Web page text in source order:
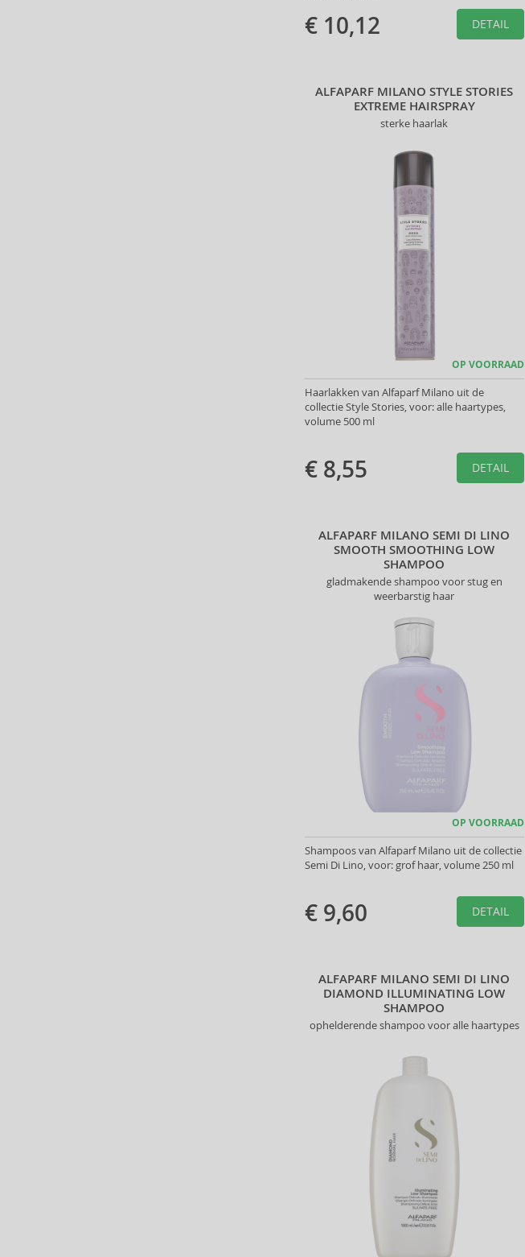
€ 10,12 DETAIL
ALFAPARF MILANO STYLE STORIES
EXTREME HAIRSPRAY
sterke haarlak
OP VOORRAAD
Haarlakken van Alfaparf Milano uit de
collectie Style Stories, voor: alle haartypes,
volume 500 ml
€ 8,55 DETAIL
ALFAPARF MILANO SEMI DI LINO
SMOOTH SMOOTHING LOW
SHAMPOO
gladmakende shampoo voor stug en
weerbarstig haar
OP VOORRAAD
Shampoos van Alfaparf Milano uit de collectie
Semi Di Lino, voor: grof haar, volume 250 ml
€ 9,60 DETAIL
ALFAPARF MILANO SEMI DI LINO
DIAMOND ILLUMINATING LOW
SHAMPOO
ophelderende shampoo voor alle haartypes